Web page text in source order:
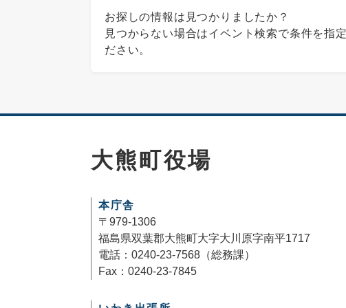
お探しの情報は見つかりましたか？
見つからない場合はイベント検索で条件を指
ださい。
大熊町役場
本庁舎
〒979-1306
福島県双葉郡大熊町大字大川原字南平1717
電話：0240-23-7568（総務課）
Fax：0240-23-7845